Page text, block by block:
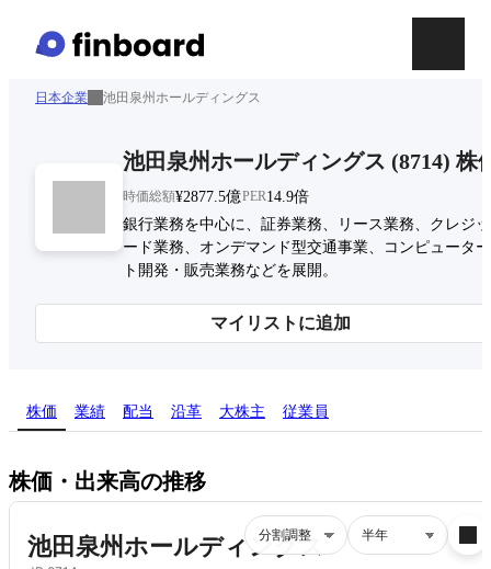
日本企業 池田泉州ホールディングス
池田泉州ホールディングス (8714) 株
時価総額¥2877.5億PER14.9倍
銀行業務を中心に、証券業務、リース業務、クレジ
ード業務、オンデマンド型交通事業、コンピュータ
ト開発・販売業務などを展開。
マイリストに追加
株価 業績 配当 沿革 大株主 従業員
株価・出来高の推移